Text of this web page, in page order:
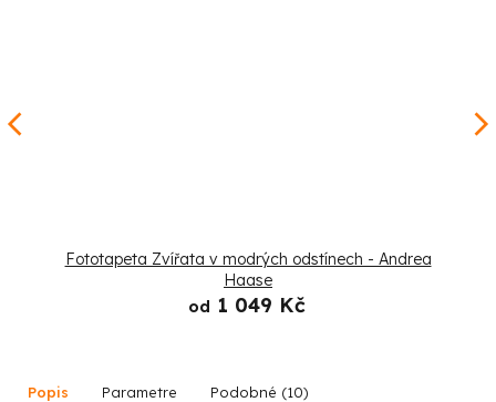
Fototapeta Zvířata v modrých odstínech - Andrea
Haase
od 1 049 Kč
Popis Parametre Podobné (10)